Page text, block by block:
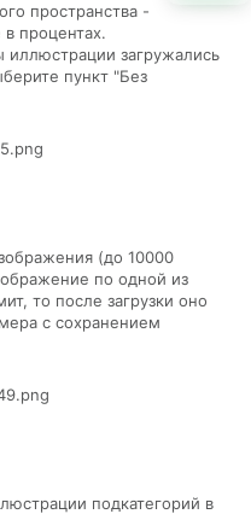
пространства -
процентах.
загружались
пункт "Без
(до 10000
по одной из
то после загрузки оно
с сохранением
подкатегорий в